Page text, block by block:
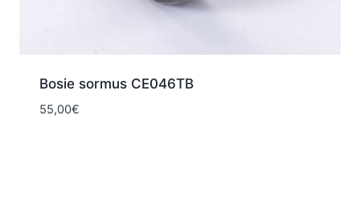
Bosie sormus CE046TB
55,00€